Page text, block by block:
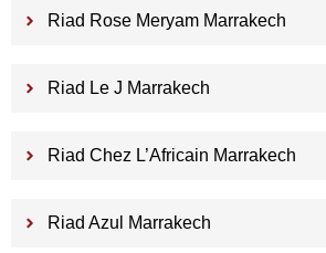
Riad Rose Meryam Marrakech
Riad Le J Marrakech
Riad Chez L’Africain Marrakech
Riad Azul Marrakech